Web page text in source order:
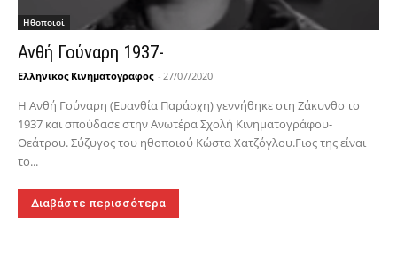
Hθοποιοί
Ανθή Γούναρη 1937-
Ελληνικος Κινηματογραφος - 27/07/2020
Η Ανθή Γούναρη (Ευανθία Παράσχη) γεννήθηκε στη Ζάκυνθο το
1937 και σπούδασε στην Ανωτέρα Σχολή Κινηματογράφου-
Θεάτρου. Σύζυγος του ηθοποιού Κώστα Χατζόγλου.Γιος της είναι
το...
Διαβάστε περισσότερα